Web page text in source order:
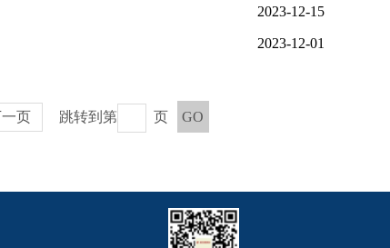
2023-12-15
2023-12-01
页 跳转到第 页 GO